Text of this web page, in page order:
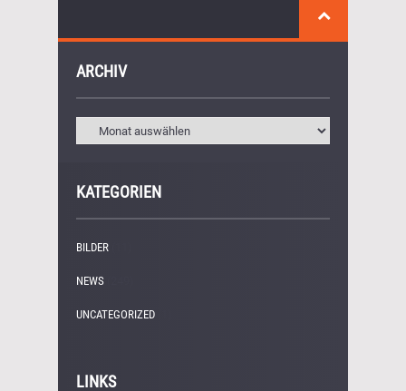
ARCHIV
KATEGORIEN
BILDER
NEWS
UNCATEGORIZED
LINKS